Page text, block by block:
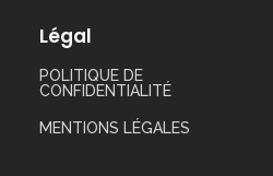
Légal
POLITIQUE DE
CONFIDENTIALITÉ
MENTIONS LÉGALES